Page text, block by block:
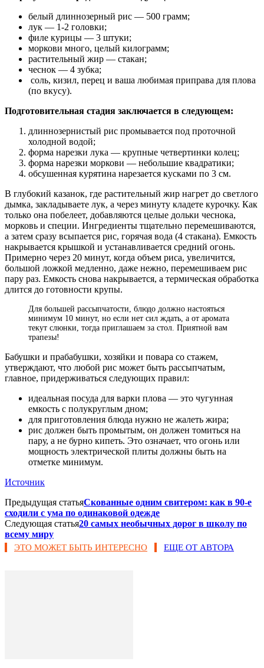
белый длиннозерный рис — 500 грамм;
лук — 1-2 головки;
филе курицы — 3 штуки;
моркови много, целый килограмм;
растительный жир — стакан;
чеснок — 4 зубка;
соль, кизил, перец и ваша любимая приправа для плова
(по вкусу).
Подготовительная стадия заключается в следующем:
длиннозернистый рис промывается под проточной
холодной водой;
форма нарезки лука — крупные четвертинки колец;
форма нарезки моркови — небольшие квадратики;
обсушенная курятина нарезается кусками по 3 см.
В глубокий казанок, где растительный жир нагрет до светлого
дымка, закладываете лук, а через минуту кладете курочку. Как
только она побелеет, добавляются целые дольки чеснока,
морковь и специи. Ингредиенты тщательно перемешиваются,
а затем сразу всыпается рис, горячая вода (4 стакана). Емкость
накрывается крышкой и устанавливается средний огонь.
Примерно через 20 минут, когда объем риса, увеличится,
большой ложкой медленно, даже нежно, перемешиваем рис
пару раз. Емкость снова накрывается, а термическая обработка
длится до готовности крупы.
Для большей рассыпчатости, блюдо должно настояться
минимум 10 минут, но если нет сил ждать, а от аромата
текут слюнки, тогда приглашаем за стол. Приятной вам
трапезы!
Бабушки и прабабушки, хозяйки и повара со стажем,
утверждают, что любой рис может быть рассыпчатым,
главное, придерживаться следующих правил:
идеальная посуда для варки плова — это чугунная
емкость с полукруглым дном;
для приготовления блюда нужно не жалеть жира;
рис должен быть промытым, он должен томиться на
пару, а не бурно кипеть. Это означает, что огонь или
мощность электрической плиты должны быть на
отметке минимум.
Источник
Предыдущая статьяСкованные одним свитером: как в 90-е
сходили с ума по одинаковой одежде
Следующая статья20 самых необычных дорог в школу по
всему миру
ЭТО МОЖЕТ БЫТЬ ИНТЕРЕСНО ЕЩЕ ОТ АВТОРА